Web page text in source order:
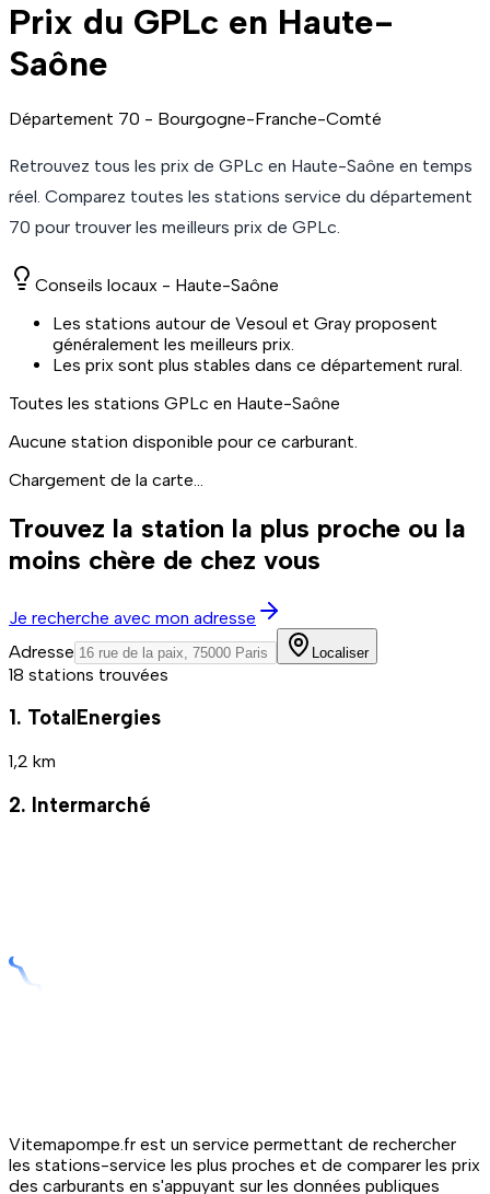
Prix du GPLc en Haute-
Saône
Département 70 - Bourgogne-Franche-Comté
Retrouvez tous les prix de GPLc en Haute-Saône en temps
réel. Comparez toutes les stations service du département
70 pour trouver les meilleurs prix de GPLc.
Conseils locaux - Haute-Saône
Les stations autour de Vesoul et Gray proposent
généralement les meilleurs prix.
Les prix sont plus stables dans ce département rural.
Toutes les stations GPLc en Haute-Saône
Aucune station disponible pour ce carburant.
Chargement de la carte...
Trouvez la station la plus proche ou la
moins chère de chez vous
Je recherche avec mon adresse
Adresse
Localiser
18 stations trouvées
1. TotalEnergies
1,2 km
2. Intermarché
Vitemapompe.fr est un service permettant de rechercher
les stations-service les plus proches et de comparer les prix
des carburants en s'appuyant sur les données publiques